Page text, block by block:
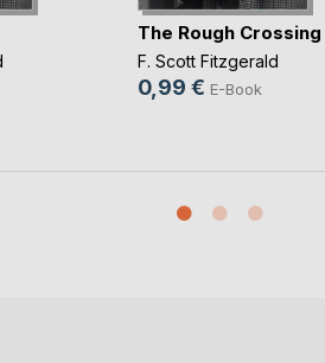
The Rough Crossing
F. Scott Fitzgerald
0,99 € E-Book